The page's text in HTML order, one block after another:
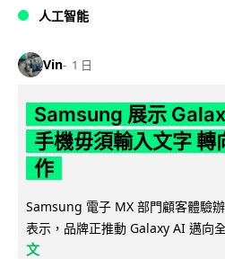
人工智能
Vin 1 日
Samsung 展示
手機毋須輸入文字 轉
作
Samsung 電子 MX 部門顧客體驗
表示，品牌正推動 Galaxy AI 邁向
文